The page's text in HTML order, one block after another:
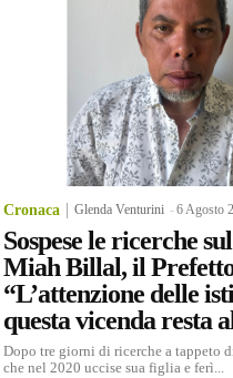
Cronaca Glenda Venturini -6 Agosto
Sospese le ricerche
Miah Billal, il
“L’attenzione delle
questa vicenda resta
Dopo tre giorni di ricerche a tappeto
che nel 2020 uccise sua figlia e ferì...